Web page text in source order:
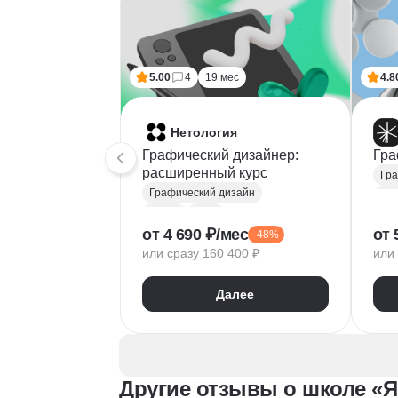
5.00 4 19 мес
Нетология
Графический дизайнер:
расширенный курс
Графический дизайн
Photoshop
Adobe Illustrator
Типографика
Cinema 4D
InDesign
от 4 690 ₽/мес -48%
или сразу 160 400 ₽
Далее
от
или
Другие отзывы о школе